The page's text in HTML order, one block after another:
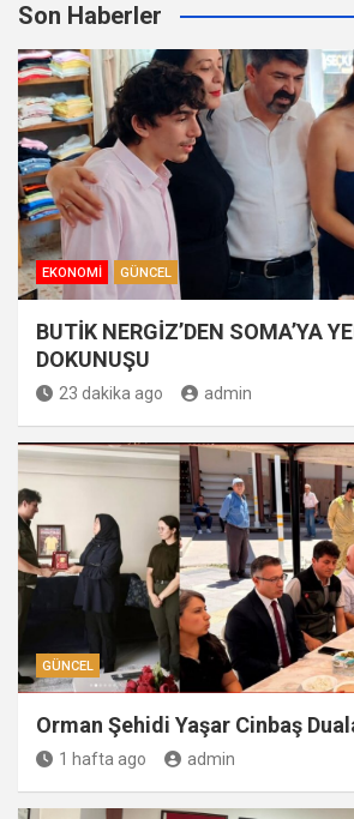
Son Haberler
EKONOMI GÜNCEL
BUTİK NERGİZ’DEN SOMA’YA
DOKUNUŞU
23 dakika ago admin
GÜNCEL
Orman Şehidi Yaşar Cinbaş
1 hafta ago admin